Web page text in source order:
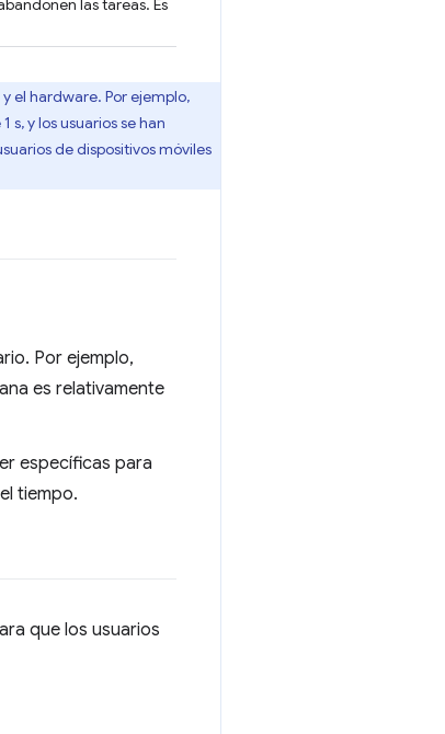
las tareas. Es
el hardware. Por ejemplo,
y los usuarios se han
de dispositivos móviles
Por ejemplo,
es relativamente
específicas para
tiempo.
que los usuarios